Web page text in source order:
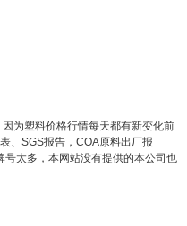
为塑料价格行情每天都有新变化前
、SGS报告，COA原料出厂报
太多，本网站没有提供的本公司也